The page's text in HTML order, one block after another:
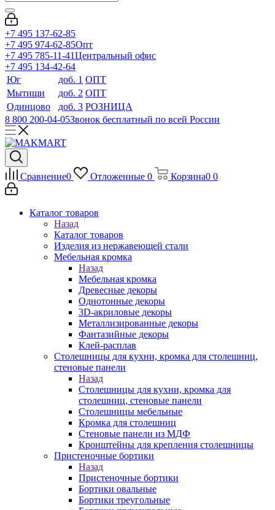
+7 495 137-62-85
+7 495 974-62-85Опт
+7 495 785-11-41Центральный офис
+7 495 134-42-64
Юг
доб. 1 ОПТ
Мытищи
доб. 2 ОПТ
Одинцово
доб. 3 РОЗНИЦА
8 800 200-04-05Звонок бесплатный по всей России
Сравнение0 Отложенные 0 Корзина0 0
Каталог товаров
Назад
Каталог товаров
Изделия из нержавеющей стали
Мебельная кромка
Назад
Мебельная кромка
Древесные декоры
Однотонные декоры
3D-акриловые декоры
Металлизированные декоры
Фантазийные декоры
Клей-расплав
Столешницы для кухни, кромка для столешниц,
стеновые панели
Назад
Столешницы для кухни, кромка для
столешниц, стеновые панели
Столешницы мебельные
Кромка для столешниц
Стеновые панели из МДФ
Кронштейны для крепления столешницы
Пристеночные бортики
Назад
Пристеночные бортики
Бортики овальные
Бортики треугольные